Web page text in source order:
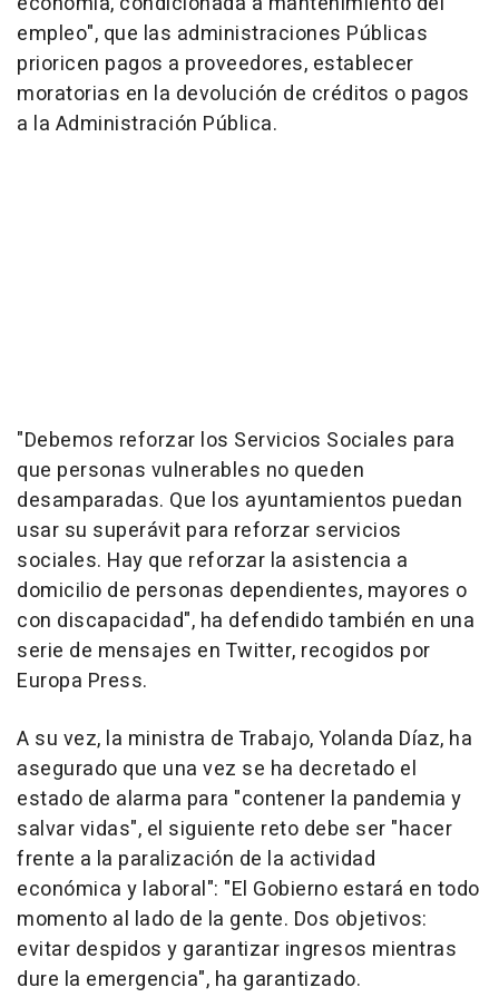
empleo", que las administraciones Públicas
prioricen pagos a proveedores, establecer
moratorias en la devolución de créditos o pagos
a la Administración Pública.
"Debemos reforzar los Servicios Sociales para
que personas vulnerables no queden
desamparadas. Que los ayuntamientos puedan
usar su superávit para reforzar servicios
sociales. Hay que reforzar la asistencia a
domicilio de personas dependientes, mayores o
con discapacidad", ha defendido también en una
serie de mensajes en Twitter, recogidos por
Europa Press.
A su vez, la ministra de Trabajo, Yolanda Díaz, ha
asegurado que una vez se ha decretado el
estado de alarma para "contener la pandemia y
salvar vidas", el siguiente reto debe ser "hacer
frente a la paralización de la actividad
económica y laboral": "El Gobierno estará en todo
momento al lado de la gente. Dos objetivos:
evitar despidos y garantizar ingresos mientras
dure la emergencia", ha garantizado.